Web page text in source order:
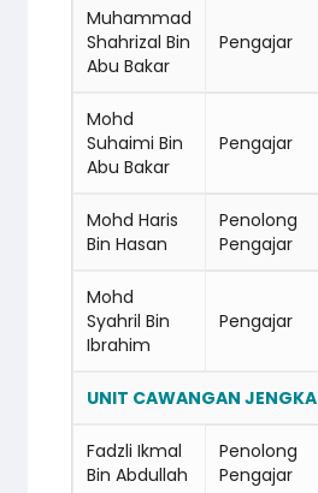
Muhammad
Shahrizal Bin
Abu Bakar
Pengajar
Mohd
Suhaimi Bin
Abu Bakar
Pengajar
Mohd Haris
Bin Hasan
Penolong
Pengajar
Mohd
Syahril Bin
Ibrahim
Pengajar
UNIT CAWANGAN JENGKA
Fadzli Ikmal
Bin Abdullah
Penolong
Pengajar